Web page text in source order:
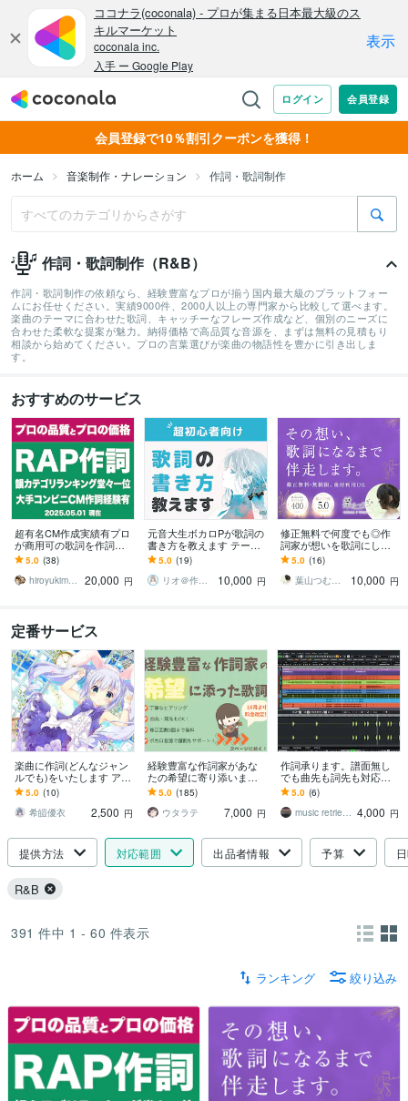
会員登録で10％割引クーポンを獲得！
ホーム 音楽制作・ナレーション 作詞・歌詞制作
作詞・歌詞制作（R&B）
作詞・歌詞制作の依頼なら、経験豊富なプロが揃う国内最大級のプラットフォー
ムにお任せください。実績9000件、2000人以上の専門家から比較して選べます。
楽曲のテーマに合わせた歌詞、キャッチーなフレーズ作成など、個別のニーズに
合わせた柔軟な提案が魅力。納得価格で高品質な音源を、まずは無料の見積もり
相談から始めてください。プロの言葉選びが楽曲の物語性を豊かに引き出しま
す。
おすすめのサービス
超有名CM作成実績有プロ
が商用可の歌詞を作詞し
ます 元プロラッパーの作
詞｜商用利用可・著作権
譲渡★韻カテゴリ1位
5.0 (38)
hiroyukimpss
20,000 円
元音大生ボカロPが歌詞の
書き方を教えます テーマ
の決め方から学べる✨超初
心者向け作詞方法
5.0 (19)
リオ＠作詞の先生P
10,000 円
修正無料で何度でも◎作
詞家が想いを歌詞にしま
す 文筆業×音楽活動経験あ
り(ピアノ・ボーカル)の安
定感◎
5.0 (16)
葉山つむぎ｜精神科看護師・書く人
10,000 円
定番サービス
楽曲に作詞(どんなジャン
ルでも)をいたします アニ
メ系、ロック、バラー
ド、メタル、恋愛、可愛
いなど可能です
5.0 (10)
希皚優衣
2,500 円
経験豊富な作詞家があな
たの希望に寄り添います
ボカロ音源で譜割もサポ
ート！曲作りがスムーズ
に進む歌詞制作
5.0 (185)
ウタラテ
7,000 円
作詞承ります。譜面無し
でも曲先も詞先も対応致
します タイトなスケジュ
ールでも作業可能です。
著作権譲渡も可。
5.0 (6)
music retriever 4,000 円
提供方法 対応範囲 出品者情報 予算
R&B
391 件中 1 - 60 件表示
ランキング 絞り込み